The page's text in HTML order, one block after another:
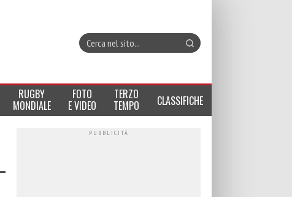
RUGBY
MONDIALE
FOTO
E VIDEO
TERZO
TEMPO CLASSIFICHE